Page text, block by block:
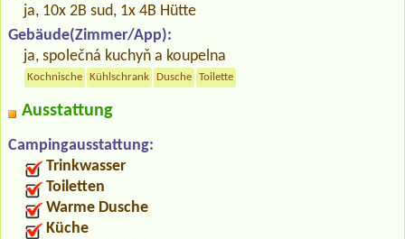
ja, 10x 2B sud, 1x 4B Hütte
Gebäude(Zimmer/App):
ja, společná kuchyň a koupelna
Kochnische Kühlschrank Dusche Toilette
Ausstattung
Campingausstattung:
Trinkwasser
Toiletten
Warme Dusche
Küche